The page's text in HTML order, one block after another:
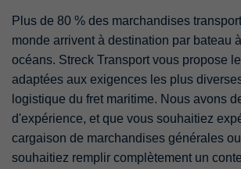
Plus de 80 % des marchandises
monde arrivent à destination par bateau
océans. Streck Transport vous propose
adaptées aux exigences les plus
logistique du fret maritime. Nous avons
d'expérience, et que vous souhaitiez
cargaison de marchandises générales
souhaitiez remplir complètement un